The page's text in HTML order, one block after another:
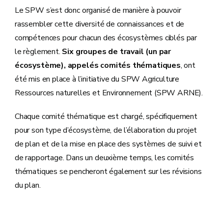
Le SPW s’est donc organisé de manière à pouvoir
rassembler cette diversité de connaissances et de
compétences pour chacun des écosystèmes ciblés par
le règlement. Six groupes de travail (un par
écosystème), appelés comités thématiques, ont
été mis en place à l’initiative du SPW Agriculture
Ressources naturelles et Environnement (SPW ARNE).
Chaque comité thématique est chargé, spécifiquement
pour son type d’écosystème, de l’élaboration du projet
de plan et de la mise en place des systèmes de suivi et
de rapportage. Dans un deuxième temps, les comités
thématiques se pencheront également sur les révisions
du plan.